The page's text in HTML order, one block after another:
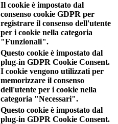
Il cookie è impostato dal
consenso cookie GDPR per
registrare il consenso dell'utente
per i cookie nella categoria
"Funzionali".
Questo cookie è impostato dal
plug-in GDPR Cookie Consent.
I cookie vengono utilizzati per
memorizzare il consenso
dell'utente per i cookie nella
categoria "Necessari".
Questo cookie è impostato dal
plug-in GDPR Cookie Consent.